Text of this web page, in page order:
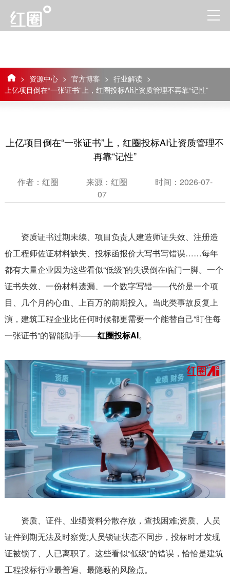
> 资源中心 > 官方博客 > 行业解读 >
上亿项目倒在“一张证书”上，红圈投标AI让资质管理不再靠“记性”
上亿项目倒在“一张证书”上，红圈投标AI让资质管理不
再靠“记性”
作者：红圈 来源：红圈
时间：2026-07-
07
资质证书过期未续、项目负责人建造师证失效、注册造
价工程师佐证材料缺失、投标函报价大写书写错误……每年
都有大量企业因为这些看似“低级”的失误倒在临门一脚。一个
证书失效、一份材料遗漏、一个数字写错——代价是一个项
目、几个月的心血、上百万的前期投入。当此类事故反复上
演，建筑工程企业比任何时候都更需要一个能替自己“盯住每
一张证书”的智能助手——红圈投标AI。
资质、证件、业绩资料分散存放，查找困难;资质、人员
证件到期无法及时察觉;人员锁证状态不同步，投标时才发现
证被锁了、人已离职了。这些看似“低级”的错误，恰恰是建筑
工程投标行业最普遍、最隐蔽的风险点。